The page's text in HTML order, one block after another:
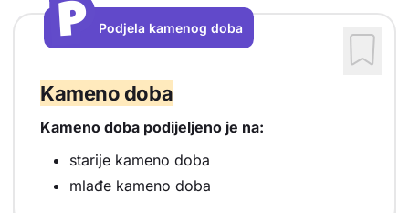
P
P
Podjela kamenog doba
Kameno doba
Kameno doba podijeljeno je na:
starije kameno doba
mlađe kameno doba